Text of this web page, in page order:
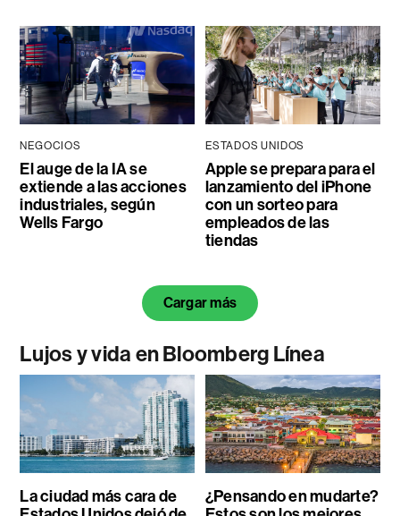
NEGOCIOS
El auge de la IA se
extiende a las acciones
industriales, según
Wells Fargo
ESTADOS UNIDOS
Apple se prepara para el
lanzamiento del iPhone
con un sorteo para
empleados de las
tiendas
Cargar más
Lujos y vida en Bloomberg Línea
La ciudad más cara de
¿Pensando en mudarte?